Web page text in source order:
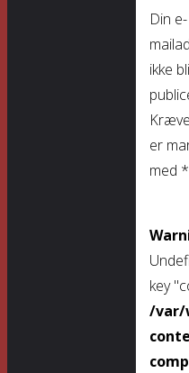
Din e-
ikke
er
med *
key
/var/